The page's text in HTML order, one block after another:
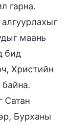
гарна.
маань
бид
Христийн
Сатан
Бурханы